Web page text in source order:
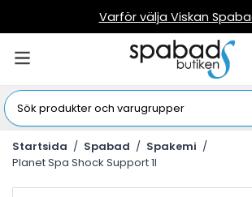
Varför välja Viskan
Startsida / Spabad / Spakemi /
Planet Spa Shock Support 1l